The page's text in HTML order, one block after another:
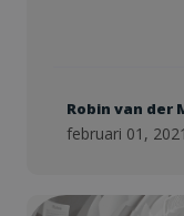
Robin van der
februari 01, 2021